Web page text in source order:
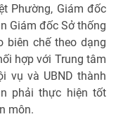
Phường, Giám đốc
Giám đốc Sở thống
biên chế theo dạng
hợp với Trung tâm
vụ và UBND thành
phải thực hiện tốt
môn.